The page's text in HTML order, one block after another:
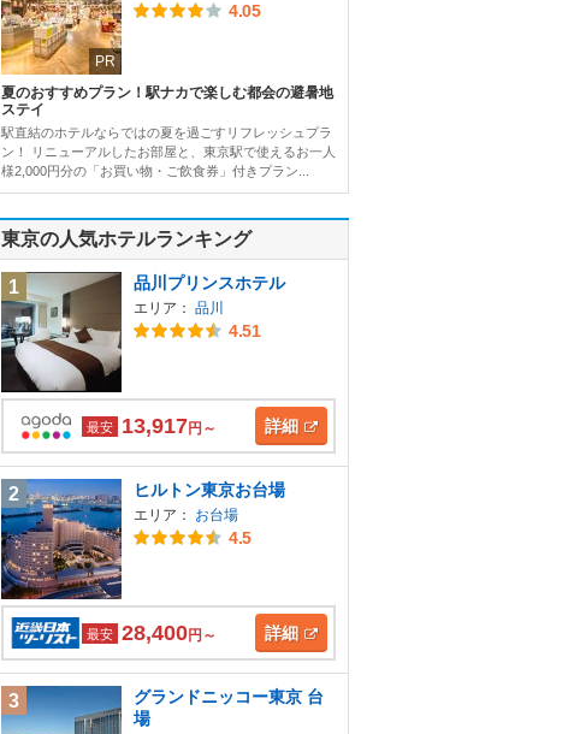
PR
4.05
夏のおすすめプラン！駅ナカで楽しむ都会の避暑地
ステイ
駅直結のホテルならではの夏を過ごすリフレッシュプラ
ン！ リニューアルしたお部屋と、東京駅で使えるお一人
様2,000円分の「お買い物・ご飲食券」付きプラン...
東京の人気ホテルランキング
1 品川プリンスホテル
エリア： 品川
4.51
最安 13,917円～ 詳細
2 ヒルトン東京お台場
エリア： お台場
4.5
最安 28,400円～ 詳細
3
グランドニッコー東京 台
場